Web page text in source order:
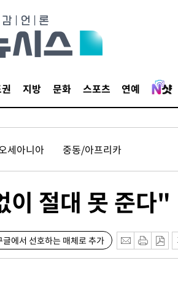
지방 문화 스포츠 연예
세아니아 중동/아프리카
절대 못 준다"
글에서 선호하는 매체로 추가